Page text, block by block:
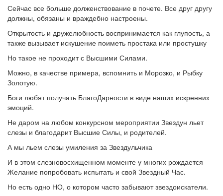
Сейчас все больше долженствование в почете. Все друг другу
должны, обязаны и враждебно настроены.
Открытость и дружелюбность воспринимается как глупость, а
также вызывает искушение поиметь простака или простушку
Но такое не проходит с Высшими Силами.
Можно, в качестве примера, вспомнить и Морозко, и Рыбку
Золотую.
Боги любят получать БлагоДарности в виде наших искренних
эмоций.
Не даром на любом конкурсном мероприятии Звездун льет
слезы и благодарит Высшие Силы, и родителей.
А мы льем слезы умиления за Звездульчика
И в этом слезновосхищенном моменте у многих рождается
Желание попробовать испытать и свой Звездный Час.
Но есть одно НО, о котором часто забывают звездоискатели.